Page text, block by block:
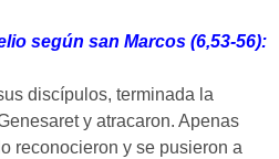
según san Marcos (6,53-56):
discípulos, terminada la
y atracaron. Apenas
reconocieron y se pusieron a